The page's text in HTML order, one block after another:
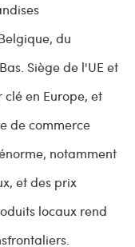
du
Siège de l'UE et
en Europe, et
de commerce
notamment
et des prix
locaux rend